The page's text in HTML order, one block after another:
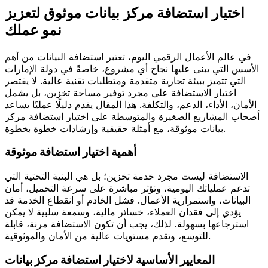
اختيار استضافة مركز بيانات موثوق لتعزيز
نمو عملك
في عالم الأعمال الرقمي اليوم، تعتبر استضافة البيانات من أهم
الأسس التي يبنى عليها نجاح أي مشروع، خاصةً في دولة الإمارات
التي تتميز ببيئة تجارية متقدمة ومتطلبات تقنية عالية. لا يقتصر
اختيار الاستضافة على مجرد توفير مساحة تخزين، بل يشمل
الأمان، الأداء، الدعم، والتكلفة. هذا المقال يقدم دليلًا عمليًا يساعد
أصحاب المشاريع الصغيرة والمتوسطة على اختيار استضافة مركز
بيانات موثوقة، مع أمثلة حقيقية وإرشادات خطوة بخطوة.
أهمية اختيار استضافة موثوقة
الاستضافة ليست مجرد خدمة تخزين؛ بل هي البنية التحتية التي
تدعم عملياتك اليومية، وتؤثر مباشرة على سرعة التحميل، أمان
البيانات، واستمرارية الأعمال. فشل الخادم أو انقطاع الخدمة قد
يؤدي إلى فقدان العملاء، خسائر مالية، وسمعة سلبية لا يمكن
استرجاعها بسهولة. لذلك، يجب أن تكون الاستضافة مرنة، قابلة
للتوسع، وتقدم مستويات عالية من الأمان والموثوقية.
المعايير الأساسية لاختيار استضافة مركز بيانات